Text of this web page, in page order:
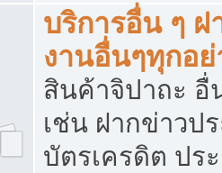
บริการอื่น ๆ
งานอื่นๆทุกอ
สินค้าจิปาถะ อื่
เช่น ฝากข่าวป
บัตรเครดิต ปร